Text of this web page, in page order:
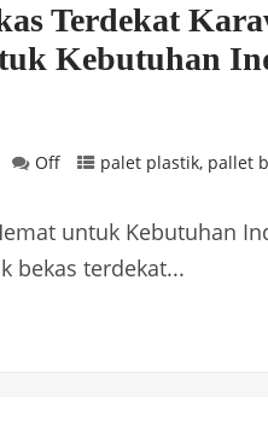
Terdekat
Kebutuhan
Off palet plastik, pallet
untuk Kebutuhan
bekas terdekat...